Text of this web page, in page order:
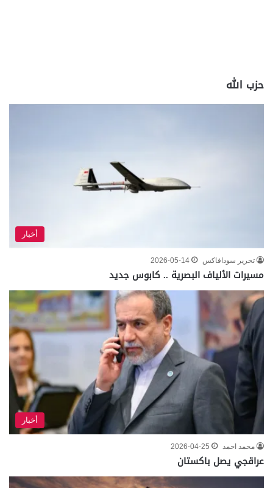
حزب الله
أخبار
تحرير سودافاكس 2026-05-14
مسيرات الألياف البصرية .. كابوس جديد
أخبار
محمد احمد 2026-04-25
عراقجي يصل باكستان